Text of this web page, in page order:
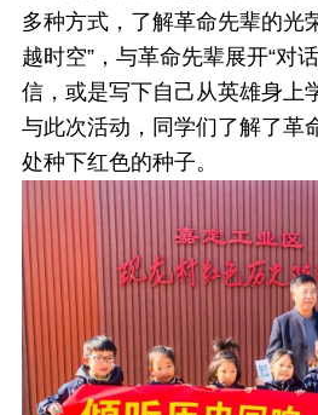
多种方式，了解革命先辈的光
越时空”，与革命先辈展开“对
信，或是写下自己从英雄身上
与此次活动，同学们了解了革
处种下红色的种子。